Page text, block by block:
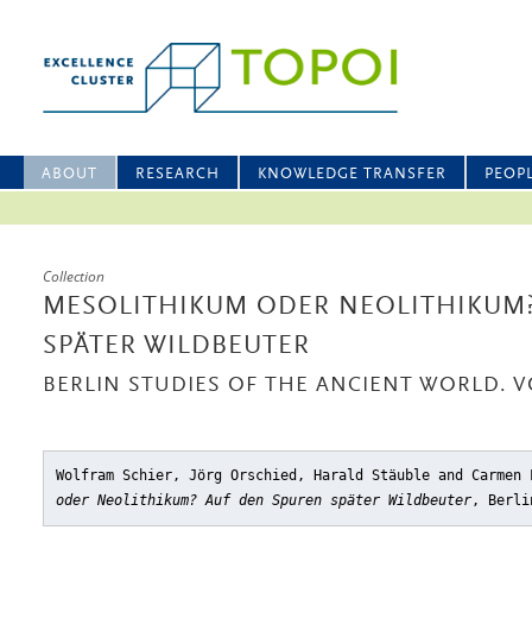
ABOUT RESEARCH KNOWLEDGE TRANSFER
Collection
MESOLITHIKUM ODER
SPÄTER WILDBEUTER
BERLIN STUDIES OF THE ANCIENT WORLD.
Wolfram Schier, Jörg Orschied, Harald Stäuble and
oder Neolithikum? Auf den Spuren später Wildbeuter,